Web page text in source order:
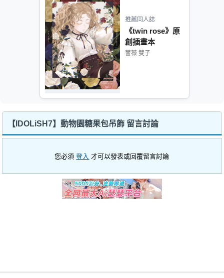
推薦同人誌
《twin rose》原
創插畫本
薔薇 雙子
【IDOLiSH7】動物園糖果包吊飾 留言討論
您必須登入 才可以發表或回覆留言討論